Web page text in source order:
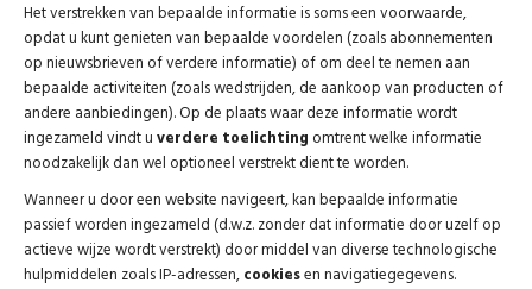
Het verstrekken van bepaalde informatie is soms een voorwaarde,
opdat u kunt genieten van bepaalde voordelen (zoals abonnementen
op nieuwsbrieven of verdere informatie) of om deel te nemen aan
bepaalde activiteiten (zoals wedstrijden, de aankoop van producten of
andere aanbiedingen). Op de plaats waar deze informatie wordt
ingezameld vindt uverdere toelichting omtrent welke informatie
noodzakelijk dan wel optioneel verstrekt dient te worden.
Wanneer u door een website navigeert, kan bepaalde informatie
passief worden ingezameld (d.w.z. zonder dat informatie door uzelf op
actieve wijze wordt verstrekt) door middel van diverse technologische
hulpmiddelen zoals IP-adressen,cookiesen navigatiegegevens.